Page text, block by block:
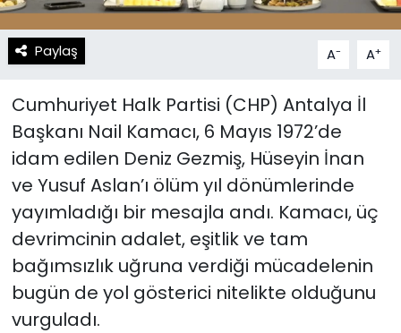
Paylaş A- A+
Cumhuriyet Halk Partisi (CHP) Antalya İl
Başkanı Nail Kamacı, 6 Mayıs 1972’de
idam edilen Deniz Gezmiş, Hüseyin İnan
ve Yusuf Aslan’ı ölüm yıl dönümlerinde
yayımladığı bir mesajla andı. Kamacı, üç
devrimcinin adalet, eşitlik ve tam
bağımsızlık uğruna verdiği mücadelenin
bugün de yol gösterici nitelikte olduğunu
vurguladı.